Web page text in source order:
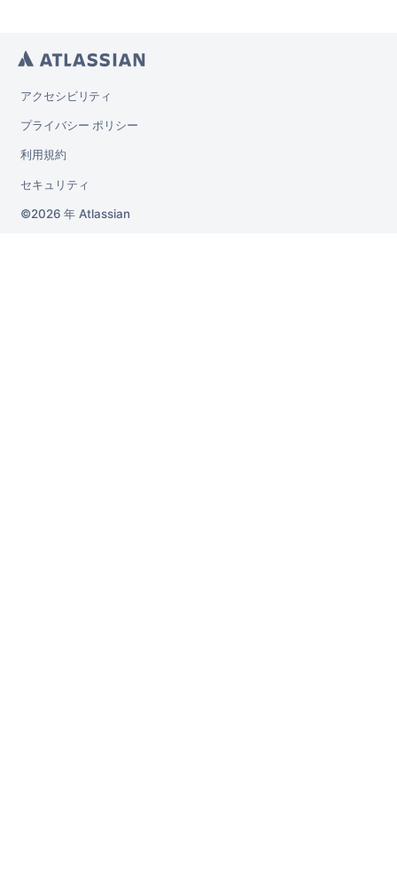
アクセシビリティ
プライバシー ポリシー
利用規約
セキュリティ
2026 年 Atlassian